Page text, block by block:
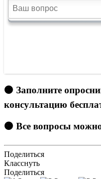
🟠 Заполните
консультацию
🟠 Все вопросы
Поделиться
Класснуть
Поделиться